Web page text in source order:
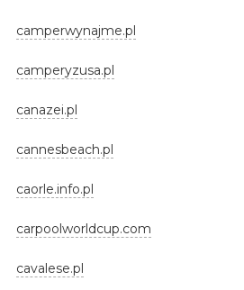
camperwynajme.pl
camperyzusa.pl
canazei.pl
cannesbeach.pl
caorle.info.pl
carpoolworldcup.com
cavalese.pl